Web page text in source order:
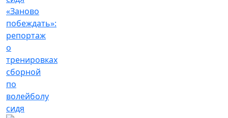
«Заново
побеждать»:
репортаж
о
тренировках
сборной
по
волейболу
сидя